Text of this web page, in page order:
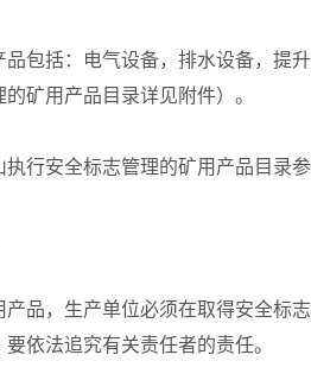
括：电气设备，排水设备，提
矿用产品目录详见附件）。
安全标志管理的矿用产品目录参
，生产单位必须在取得安全标
依法追究有关责任者的责任。